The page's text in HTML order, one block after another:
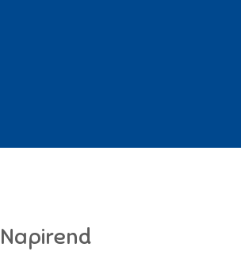
Napirend